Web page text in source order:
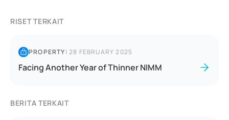
RISET TERKAIT
PROPERTY|28 FEBRUARY 2025
Facing Another Year of Thinner NIMM
BERITA TERKAIT